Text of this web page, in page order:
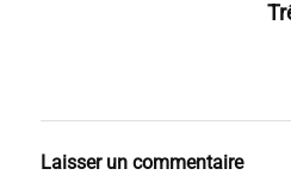
Laisser un commentaire